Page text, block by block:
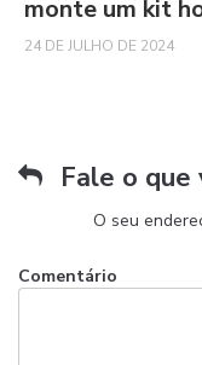
monte um kit
24 DE JULHO DE 2024
Fale o que
O seu
Comentário